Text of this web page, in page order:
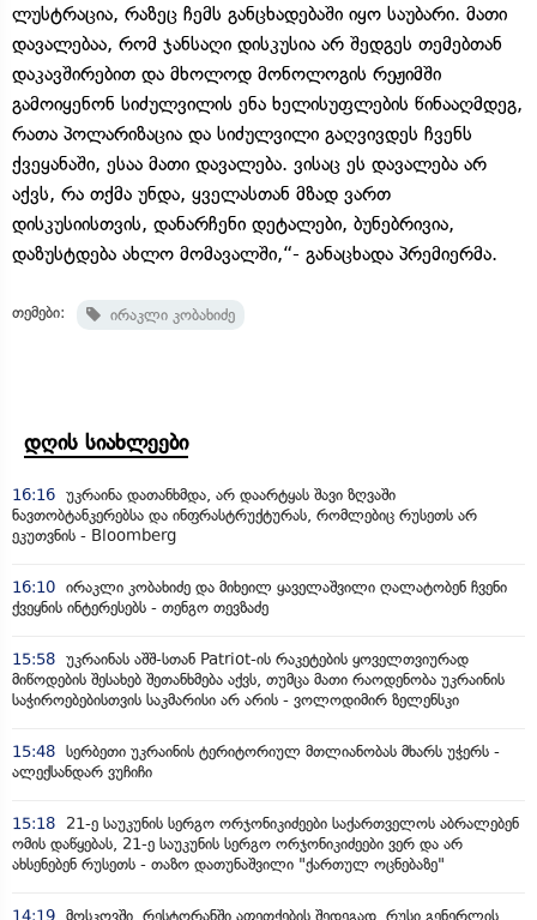
ლუსტრაცია, რაზეც ჩემს განცხადებაში იყო საუბარი. მათი
დავალებაა, რომ ჯანსაღი დისკუსია არ შედგეს თემებთან
დაკავშირებით და მხოლოდ მონოლოგის რეჟიმში
გამოიყენონ სიძულვილის ენა ხელისუფლების წინააღმდეგ,
რათა პოლარიზაცია და სიძულვილი გაღვივდეს ჩვენს
ქვეყანაში, ესაა მათი დავალება. ვისაც ეს დავალება არ
აქვს, რა თქმა უნდა, ყველასთან მზად ვართ
დისკუსიისთვის, დანარჩენი დეტალები, ბუნებრივია,
დაზუსტდება ახლო მომავალში,“- განაცხადა პრემიერმა.
თემები: ირაკლი კობახიძე
დღის სიახლეები
16:16 უკრაინა დათანხმდა, არ დაარტყას შავი ზღვაში
ნავთობტანკერებსა და ინფრასტრუქტურას, რომლებიც რუსეთს არ
ეკუთვნის - Bloomberg
16:10 ირაკლი კობახიძე და მიხეილ ყაველაშვილი ღალატობენ ჩვენი
ქვეყნის ინტერესებს - თენგო თევზაძე
15:58 უკრაინას აშშ-სთან Patriot-ის რაკეტების ყოველთვიურად
მიწოდების შესახებ შეთანხმება აქვს, თუმცა მათი რაოდენობა უკრაინის
საჭიროებებისთვის საკმარისი არ არის - ვოლოდიმირ ზელენსკი
15:48 სერბეთი უკრაინის ტერიტორიულ მთლიანობას მხარს უჭერს -
ალექსანდარ ვუჩიჩი
15:18
21-ე საუკუნის სერგო ორჯონიკიძეები საქართველოს აბრალებენ
ომის დაწყებას, 21-ე საუკუნის სერგო ორჯონიკიძეები ვერ და არ
ახსენებენ რუსეთს - თაზო დათუნაშვილი "ქართულ ოცნებაზე"
14:19 მოსკოვში, რესტორანში აფეთქების შედეგად, რუსი გენერლის,